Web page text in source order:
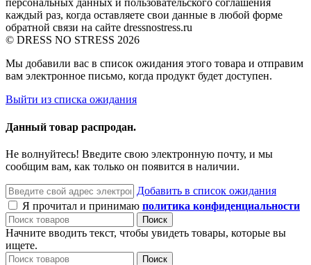
персональных данных и пользовательского соглашения
каждый раз, когда оставляете свои данные в любой форме
обратной связи на сайте dressnostress.ru
© DRESS NO STRESS 2026
Мы добавили вас в список ожидания этого товара и отправим
вам электронное письмо, когда продукт будет доступен.
Выйти из списка ожидания
Данный товар распродан.
Не волнуйтесь! Введите свою электронную почту, и мы
сообщим вам, как только он появится в наличии.
Добавить в список ожидания
Я прочитал и принимаю политика конфиденциальности
Поиск
Начните вводить текст, чтобы увидеть товары, которые вы
ищете.
Поиск